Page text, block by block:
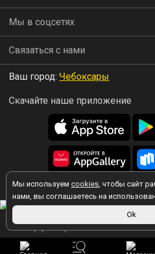
Мы используем cookies, чтобы сайт
нами, вы соглашаетесь на
Ok
Мы в соцсетях
Связаться с нами
Ваш город: Чебоксары
Скачайте наше приложение
2026 © Колба
Вы принимаете условия политики в
персональных данных
любой форме обратной связи на сайте